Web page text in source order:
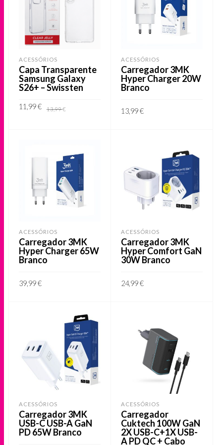
ACESSÓRIOS
Capa Transparente
Samsung Galaxy
S26+ – Swissten
13,99€O
preço
11,99€
O
preço
ACESSÓRIOS
Carregador 3MK
Hyper Charger 20W
Branco
13,99€
ACESSÓRIOS
Carregador 3MK
Hyper Charger 65W
Branco
39,99€
ACESSÓRIOS
Carregador 3MK
Hyper Comfort GaN
30W Branco
24,99€
ACESSÓRIOS
Carregador 3MK
USB-C USB-A GaN
PD 65W Branco
ACESSÓRIOS
Carregador
Cuktech 100W GaN
2X USB-C+1X USB-
A PD QC + Cabo